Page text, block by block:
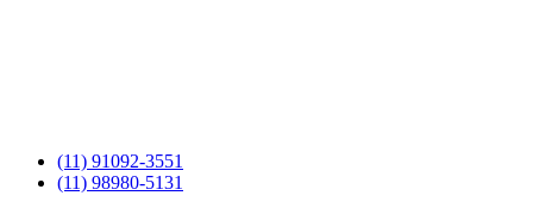
(11) 91092-3551
(11) 98980-5131